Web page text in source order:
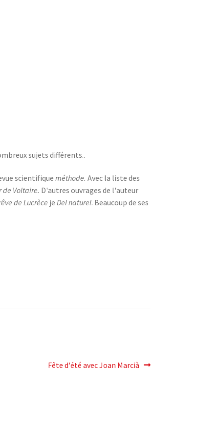
sujets différents..
scientifiqueméthode.Avec la liste des
de Voltaire. D'autres ouvrages de l'auteur
de Lucrèce jeDel naturel. Beaucoup de ses
Article
Fête d'été avec Joan Marcià